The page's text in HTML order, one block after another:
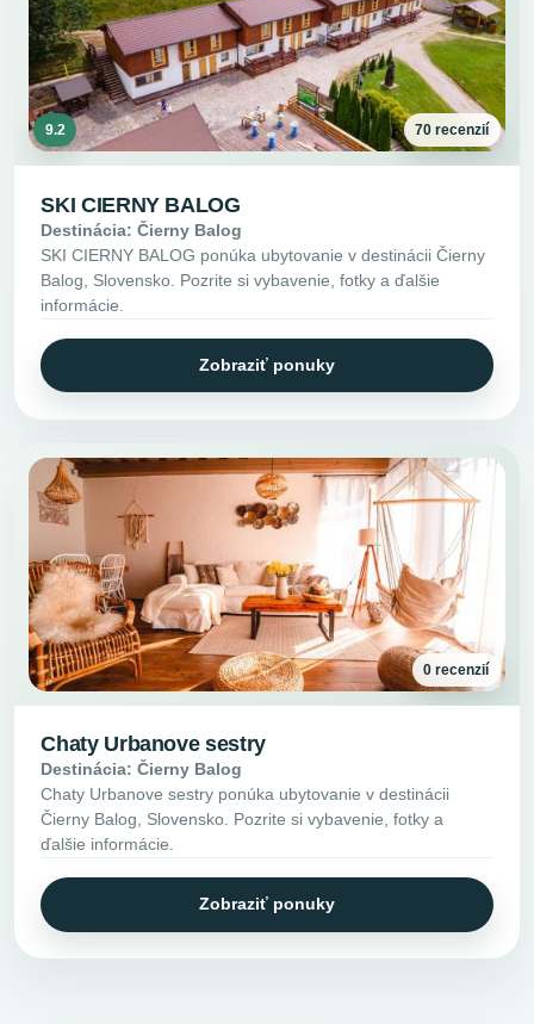
9.2 70 recenzií
SKI CIERNY BALOG
Destinácia: Čierny Balog
SKI CIERNY BALOG ponúka ubytovanie v destinácii Čierny
Balog, Slovensko. Pozrite si vybavenie, fotky a ďalšie
informácie.
Zobraziť ponuky
0 recenzií
Chaty Urbanove sestry
Destinácia: Čierny Balog
Chaty Urbanove sestry ponúka ubytovanie v destinácii
Čierny Balog, Slovensko. Pozrite si vybavenie, fotky a
ďalšie informácie.
Zobraziť ponuky